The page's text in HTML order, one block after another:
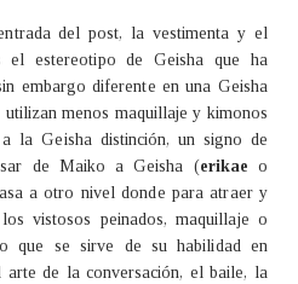
del post, la vestimenta y el
estereotipo de Geisha que ha
embargo diferente en una Geisha
menos maquillaje y kimonos
la Geisha distinción, un signo de
de Maiko a Geisha (erikae o
a otro nivel donde para atraer y
vistosos peinados, maquillaje o
que se sirve de su habilidad en
arte de la conversación, el baile, la